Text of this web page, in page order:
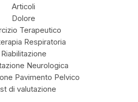
Articoli
Dolore
Terapeutico
Respiratoria
Riabilitazione
Neurologica
Pavimento Pelvico
di valutazione